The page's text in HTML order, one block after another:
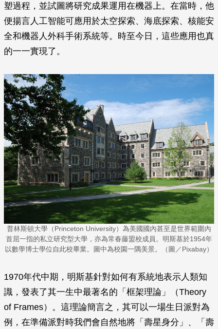
塑過程，並試圖將研究成果運用在機器上。在當時，他
便揚言人工智能可應用於太空探索、海底探索、核能安
全和機器人外科手術系統等。時至今日，這些應用也真
的一一實現了。
普林斯頓大學（Princeton University）為美國國內甚至是世界範圍內
首屈一指的私立研究型大學，亦為常春藤盟校成員。明斯基於1954年
以數學博士學位自此校畢業。圖中為校園一隅美景。（圖／Pixabay）
1970年代中期，明斯基針對如何有系統地表示人類知
識，發表了其一生中最著名的「框架理論」（Theory
of Frames）。這理論簡言之，其可以一場生日派對為
例，在準備派對時我們會自然地將「壽星身分」、「壽